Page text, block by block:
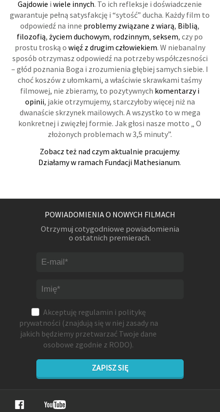
Gajdowie iwiele innych. To ich refleksje i doświadczenie
gwarantuje pełną satysfakcję i “sytość” ducha. Każdy film to
odpowiedź na inne problemy związane z wiarą, Biblią,
filozofią, życiem duchowym, rodzinnym,seksem, czy po
prostu troską o więź z drugim człowiekiem. W niebanalny
sposób otrzymasz odpowiedź na potrzeby współczesności
– głód poznania Boga i zrozumienia głębiej samych siebie. I
choć koszów z ułomkami, a właściwie skrawkami taśmy
filmowej, nie zbieramy, to pozytywnych komentarzy i
opinii, jakie otrzymujemy, starczyłoby więcej niż na
dwanaście skrzynek mailowych. A wszystko to w mega
konkretnej i zwięzłej formie. Jak głosi nasze motto „ O
złożonych problemach w 3,5 minuty”.
Zobacz też nad czym aktualnie pracujemy.
Działamy w ramach Fundacji Mathesianum.
POWIADOMIENIA O NOWYCH FILMACH
Otrzymuj cotygodniowe powiadomienia
o ostatnich premierach.
Akceptuję regulamin i politykę
prywatności (znajdują się w niej zasady na
jakich będziemy przetwarzać Twoje dane
osobowe zgodnie z RODO).
ZAPISZ SIĘ